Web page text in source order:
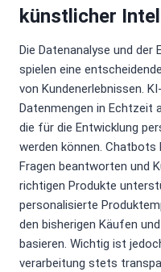
künstlicher
Die Datenanalyse und
spielen eine
von Kundenerlebnissen.
Datenmengen in Echtzeit
die für die Entwicklung
werden können. Chatbots
Fragen beantworten und
richtigen Produkte
personalisierte
den bisherigen Käufen
basieren. Wichtig ist
verarbeitung stets